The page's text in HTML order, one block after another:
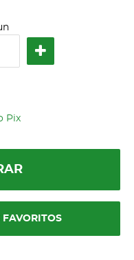
Pix